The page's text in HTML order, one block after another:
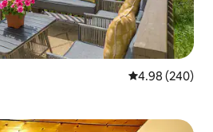
औसत रेटिंग 5 में से
4.98 (240)